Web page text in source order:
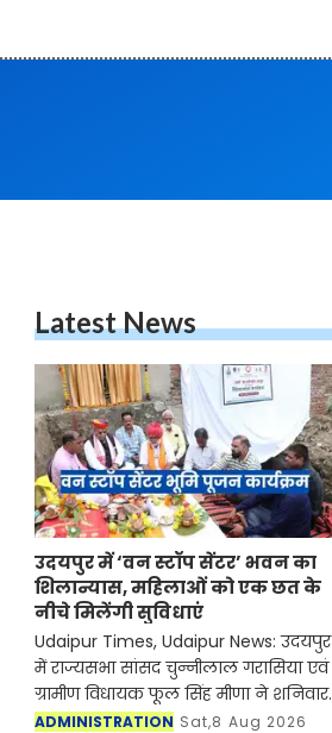
Latest News
उदयपुर में ‘वन स्टॉप सेंटर’ भवन का
शिलान्यास, महिलाओं को एक छत के
नीचे मिलेंगी सुविधाएं
Udaipur Times, Udaipur News: उदयपुर
में राज्यसभा सांसद चुन्नीलाल गरासिया एवं
ग्रामीण विधायक फूल सिंह मीणा ने शनिवार
को जिले में वन स्टॉप सेंटर (सखी केंद्र) के
ADMINISTRATION Sat,8 Aug 2026